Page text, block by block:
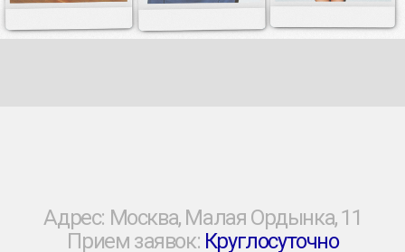
[ 23 ] Мерч-Лаборатория © 2026